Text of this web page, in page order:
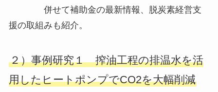
併せて補助金の最新情報、脱炭素経営支
援の取組みも紹介。
２）事例研究１ 搾油工程の排温水を活
用したヒートポンプでCO2を大幅削減